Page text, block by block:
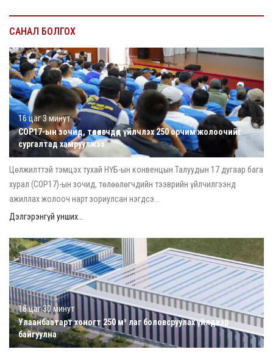
САНАЛ БОЛГОХ
16 цаг 3 минут
COP17-ын зочид, төлөөлөгчдөд үйлчлэх 250 орчим жолоочийг
сургалтад хамруулжээ
Цөлжилттэй тэмцэх тухай НҮБ-ын конвенцын Талуудын 17 дугаар бага
хурал (COP17)-ын зочид, төлөөлөгчдийн тээврийн үйлчилгээнд
ажиллах жолооч нарт зориулсан нэгдсэ...
Дэлгэрэнгүй унших...
18 цаг 30 минут
Улаанбаатарт хоногт 250 м³ лаг боловсруулах үйлдвэр
байгуулна